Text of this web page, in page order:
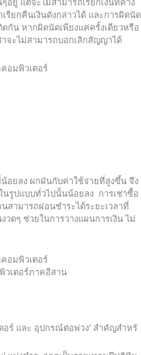
ยู่ แต่จะไม่สามารถเรียกเงินที่ค้าง
รียกคืนเงินดังกล่าวได้ และการผิดนัด
กัน หากผิดนัดเพียงแค่ครั้งเดียวหรือ
จะไม่สามารถบอกเลิกสัญญาได้
อยลง ผกผันกับค่าใช้จ่ายที่สูงขึ้น จึง
รูปแบบทั่วไปนั้นน้อยลง การเช่าซื้อ
สามารถผ่อนชำระได้ระยะเวลาที่
ดๆ ช่วยในการวางแผนการเงิน ไม่
อร์ และ อุปกรณ์ต่อพ่วง’ สำคัญสำหรั